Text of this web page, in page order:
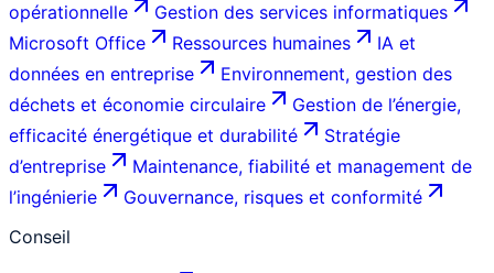
opérationnelle
Gestion des services informatiques
Microsoft Office
Ressources humaines
IA et
données en entreprise
Environnement, gestion des
déchets et économie circulaire
Gestion de l’énergie,
efficacité énergétique et durabilité
Stratégie
d’entreprise
Maintenance, fiabilité et management de
l’ingénierie
Gouvernance, risques et conformité
Conseil